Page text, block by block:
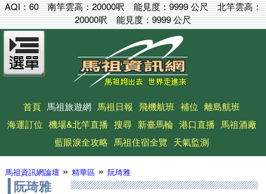
AQI：60 南竿雲高：20000呎能見度：9999 公尺北竿雲高：
20000呎能見度：9999 公尺
首頁 馬祖旅遊網 馬祖日報 飛機航班 補位 離島航班
海運訂位 機場&北竿直播 搜尋 新臺馬輪 港口直播 馬祖酒廠
藍眼淚全攻略 馬祖住宿全覽 天氣監測
馬祖資訊網論壇» 精華區» 阮琦雅
阮琦雅